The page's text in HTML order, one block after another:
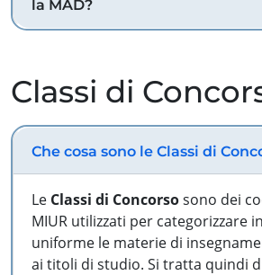
la MAD?
Classi di
Che cosa sono le Classi di
Le Classi di Concorsosono dei
MIUR utilizzati per categorizzare
uniforme le materie di
ai titoli di studio. Si tratta quindi